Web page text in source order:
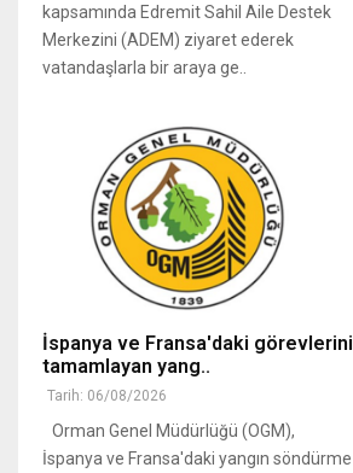
kapsamında Edremit Sahil Aile Destek
Merkezini (ADEM) ziyaret ederek
vatandaşlarla bir araya ge..
İspanya ve Fransa'daki görevlerini
tamamlayan yang..
Tarih: 06/08/2026
Orman Genel Müdürlüğü (OGM),
İspanya ve Fransa'daki yangın söndürme